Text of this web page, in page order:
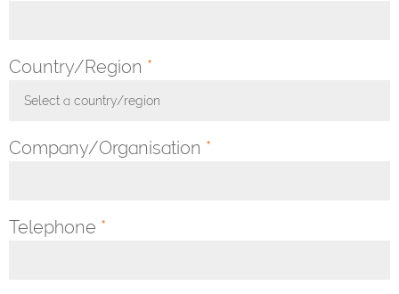
Country/Region *
Select a country/region
Company/Organisation *
Telephone *